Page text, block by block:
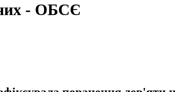
- ОБСЄ